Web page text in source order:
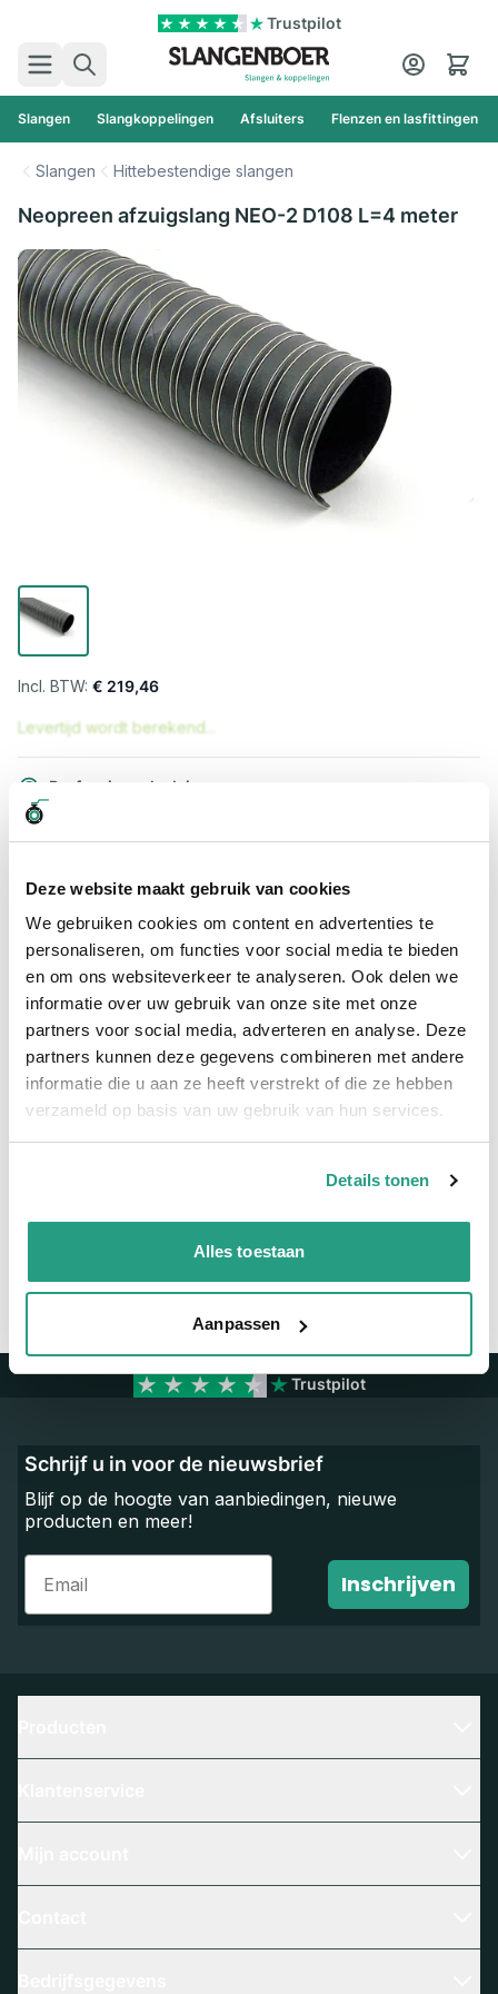
Deze website maakt gebruik van cookies
We gebruiken cookies om content en advertenties te
personaliseren, om functies voor social media te bieden
en om ons websiteverkeer te analyseren. Ook delen we
informatie over uw gebruik van onze site met onze
partners voor social media, adverteren en analyse. Deze
partners kunnen deze gegevens combineren met andere
informatie die u aan ze heeft verstrekt of die ze hebben
verzameld op basis van uw gebruik van hun services.
Details tonen
Alles toestaan
Aanpassen
Trustpilot
Zoek
Cart
Slangen Slangkoppelingen Afsluiters Flenzen en lasfittingen
Slangen Hittebestendige slangen
Neopreen afzuigslang NEO-2 D108 L=4 meter
€ 219,46
Levertijd wordt berekend...
Professioneel advies
Hoge klantbeoordelingen: 9/10
Snelle levering
Snel naar
Meer informatie
Meer informatie
Binnendiameter 108mm
Trustpilot
Schrijf u in voor de nieuwsbrief
Blijf op de hoogte van aanbiedingen, nieuwe
producten en meer!
Email
Inschrijven